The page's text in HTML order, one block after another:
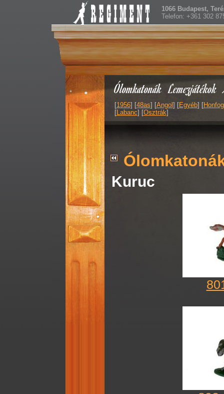
Ólomkatonák Lemezjátékok
1066 Budapest,
Telefon: +361 302
[1956] [48as] [Angol ] [Egyéb] [
[Labanc] [Osztrák]
Kuruc